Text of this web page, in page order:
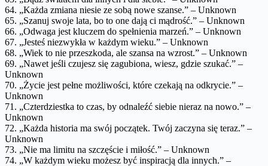
64. „Każda zmiana niesie ze sobą nowe szanse.” – Unknown
65. „Szanuj swoje lata, bo to one dają ci mądrość.” – Unknown
66. „Odwaga jest kluczem do spełnienia marzeń.” – Unknown
67. „Jesteś niezwykła w każdym wieku.” – Unknown
68. „Wiek to nie przeszkoda, ale szansa na wzrost.” – Unknown
69. „Nawet jeśli czujesz się zagubiona, wiesz, gdzie szukać.” –
Unknown
70. „Życie jest pełne możliwości, które czekają na odkrycie.” –
Unknown
71. „Czterdziestka to czas, by odnaleźć siebie nieraz na nowo.” –
Unknown
72. „Każda historia ma swój początek. Twój zaczyna się teraz.” –
Unknown
73. „Nie ma limitu na szczęście i miłość.” – Unknown
74. „W każdym wieku możesz być inspiracją dla innych.” –